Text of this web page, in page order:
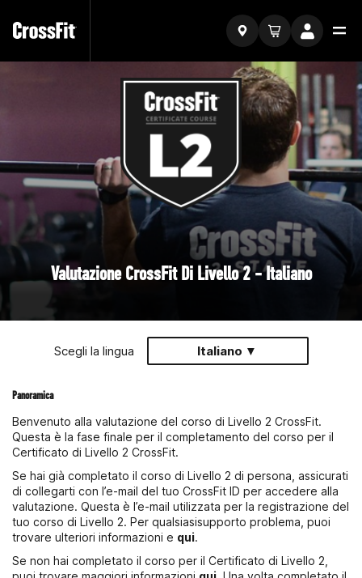
Valutazione CrossFit Di Livello 2 - Italiano
Scegli la lingua Italiano ▼
Panoramica
Benvenuto alla valutazione del corso di Livello 2 CrossFit.
Questa è la fase finale per il completamento del corso per il
Certificato di Livello 2 CrossFit.
Se hai già completato il corso di Livello 2 di persona, assicurati
di collegarti con l’e-mail del tuo CrossFit ID per accedere alla
valutazione. Questa è l’e-mail utilizzata per la registrazione del
tuo corso di Livello 2. Per qualsiasisupporto problema, puoi
trovare ulteriori informazioni e qui.
Se non hai completato il corso per il Certificato di Livello 2,